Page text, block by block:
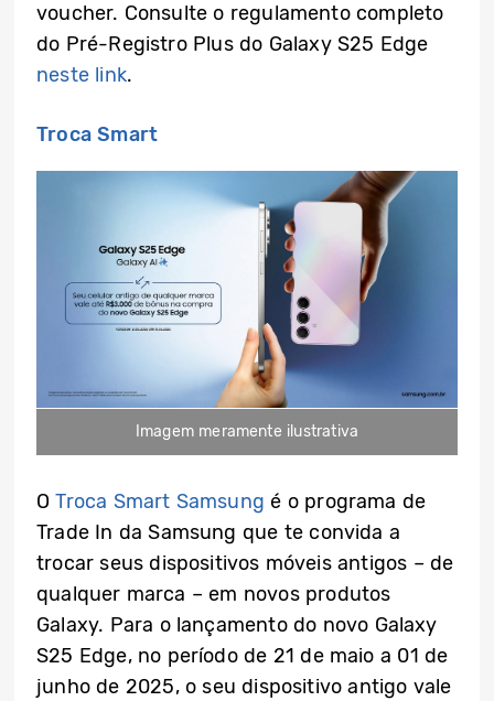
voucher. Consulte o regulamento completo
do Pré-Registro Plus do Galaxy S25 Edge
neste link.
Troca Smart
Imagem meramente ilustrativa
OTroca Smart Samsung é o programa de
Trade In da Samsung que te convida a
trocar seus dispositivos móveis antigos – de
qualquer marca – em novos produtos
Galaxy. Para o lançamento do novo Galaxy
S25 Edge, no período de 21 de maio a 01 de
junho de 2025, o seu dispositivo antigo vale